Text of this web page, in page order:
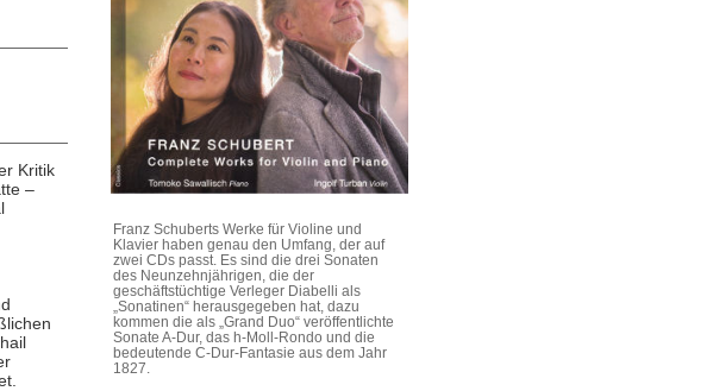
Kritik
–
Franz Schuberts Werke für Violine und
Klavier haben genau den Umfang, der auf
zwei CDs passt. Es sind die drei Sonaten
des Neunzehnjährigen, die der
geschäftstüchtige Verleger Diabelli als
„Sonatinen“ herausgegeben hat, dazu
kommen die als „Grand Duo“ veröffentlichte
Sonate A-Dur, das h-Moll-Rondo und die
bedeutende C-Dur-Fantasie aus dem Jahr
1827.